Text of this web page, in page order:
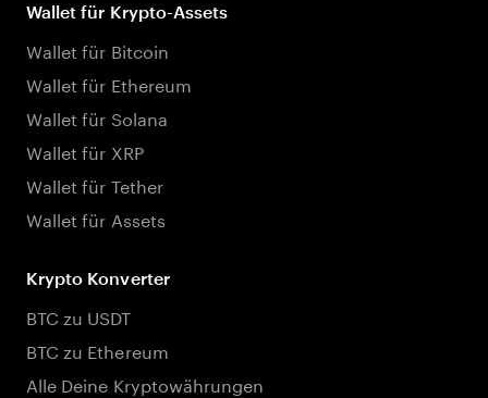
Wallet für Krypto-Assets
Wallet für Bitcoin
Wallet für Ethereum
Wallet für Solana
Wallet für XRP
Wallet für Tether
Wallet für Assets
Krypto Konverter
BTC zu USDT
BTC zu Ethereum
Alle Deine Kryptowährungen